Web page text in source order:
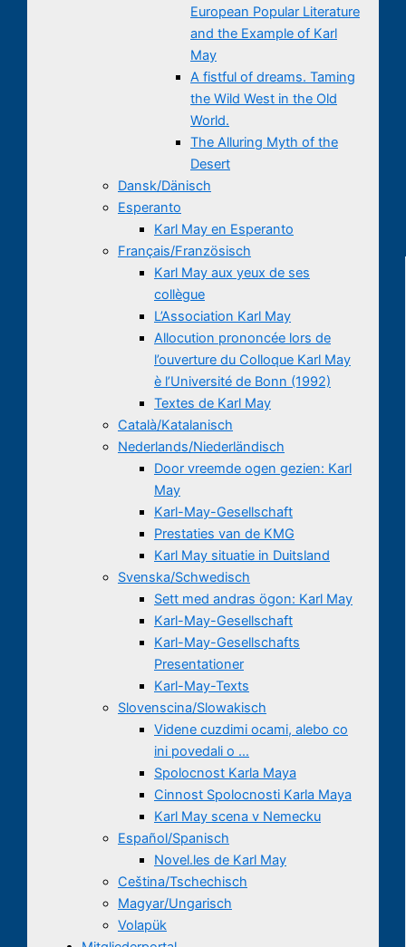
European Popular Literature
and the Example of Karl
May
A fistful of dreams. Taming
the Wild West in the Old
World.
The Alluring Myth of the
Desert
Dansk/Dänisch
Esperanto
Karl May en Esperanto
Français/Französisch
Karl May aux yeux de ses
collègue
L’Association Karl May
Allocution prononcée lors de
l’ouverture du Colloque Karl May
è l’Université de Bonn (1992)
Textes de Karl May
Català/Katalanisch
Nederlands/Niederländisch
Door vreemde ogen gezien: Karl
May
Karl-May-Gesellschaft
Prestaties van de KMG
Karl May situatie in Duitsland
Svenska/Schwedisch
Sett med andras ögon: Karl May
Karl-May-Gesellschaft
Karl-May-Gesellschafts
Presentationer
Karl-May-Texts
Slovenscina/Slowakisch
Videne cuzdimi ocami, alebo co
ini povedali o …
Spolocnost Karla Maya
Cinnost Spolocnosti Karla Maya
Karl May scena v Nemecku
Español/Spanisch
Novel.les de Karl May
Ceština/Tschechisch
Magyar/Ungarisch
Volapük